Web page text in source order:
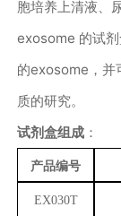
胞培养上清液、
exosome 的试
的exosome ，
质的研究。
试剂盒组成：
产品编号
EX030T